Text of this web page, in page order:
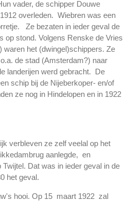
vader, de schipper Douwe
overleden. Wiebren was een
Ze bezaten in ieder geval de
op stond. Volgens Renske de Vries
waren het (dwingel)schippers. Ze
o.a. de stad (Amsterdam?) naar
landerijen werd gebracht. De
schip bij de Nijeberkoper- en/of
ze nog in Hindelopen en in 1922
verbleven ze zelf veelal op het
aanlegde, en
Dat was in ieder geval in de
het geval.
hooi. Op 15 maart 1922 zal